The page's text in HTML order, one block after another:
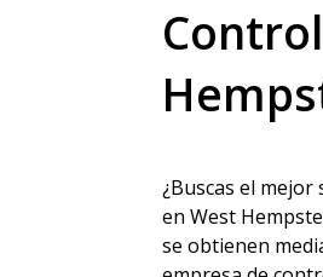
¿Buscas el
en West
se obtienen